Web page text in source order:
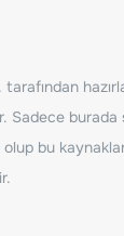
burada
bu